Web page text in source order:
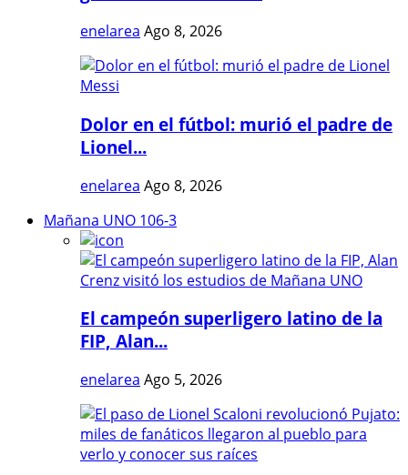
enelarea Ago 8, 2026
Dolor en el fútbol: murió el padre de
Lionel...
enelarea Ago 8, 2026
Mañana UNO 106-3
El campeón superligero latino de la
FIP, Alan...
enelarea Ago 5, 2026